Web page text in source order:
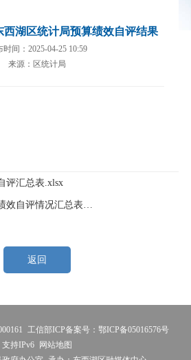
西湖区统计局预算绩效自评结果
时间：2025-04-25 10:59
来源：区统计局
评汇总表.xlsx
2024年度区统计局项目绩效自评情况汇总表（）.xlsx
返回
工信部ICP备案号：鄂ICP备05016576号
支持IPv6 网站地图